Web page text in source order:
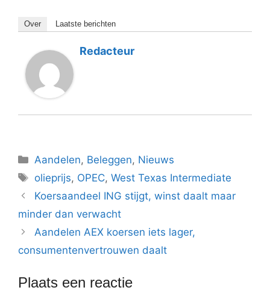
Over Laatste berichten
Redacteur
Categorieën
Aandelen, Beleggen, Nieuws
Tags
olieprijs, OPEC,West Texas Intermediate
Koersaandeel ING stijgt, winst daalt maar
minder dan verwacht
Aandelen AEX koersen iets lager,
consumentenvertrouwen daalt
Plaats een reactie